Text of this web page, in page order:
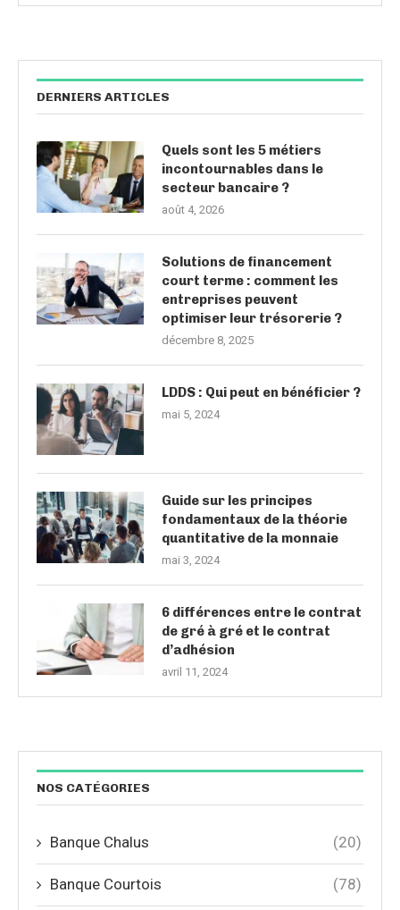
DERNIERS ARTICLES
Quels sont les 5 métiers
incontournables dans le
secteur bancaire ?
août 4, 2026
Solutions de financement
court terme : comment les
entreprises peuvent
optimiser leur trésorerie ?
décembre 8, 2025
LDDS : Qui peut en bénéficier ?
mai 5, 2024
Guide sur les principes
fondamentaux de la théorie
quantitative de la monnaie
mai 3, 2024
6 différences entre le contrat
de gré à gré et le contrat
d’adhésion
avril 11, 2024
NOS CATÉGORIES
Banque Chalus (20)
Banque Courtois (78)